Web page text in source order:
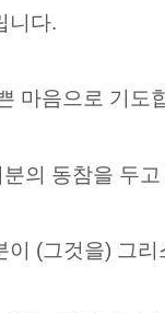
니다.
마음으로 기도
의 동참을 두
(그것을) 그